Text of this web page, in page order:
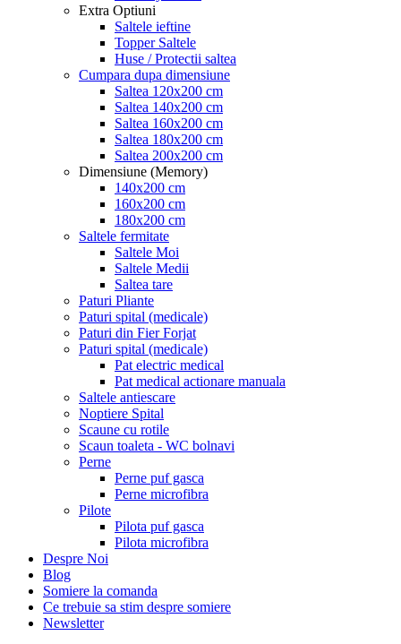
Extra Optiuni
Saltele ieftine
Topper Saltele
Huse / Protectii saltea
Cumpara dupa dimensiune
Saltea 120x200 cm
Saltea 140x200 cm
Saltea 160x200 cm
Saltea 180x200 cm
Saltea 200x200 cm
Dimensiune (Memory)
140x200 cm
160x200 cm
180x200 cm
Saltele fermitate
Saltele Moi
Saltele Medii
Saltea tare
Paturi Pliante
Paturi spital (medicale)
Paturi din Fier Forjat
Paturi spital (medicale)
Pat electric medical
Pat medical actionare manuala
Saltele antiescare
Noptiere Spital
Scaune cu rotile
Scaun toaleta - WC bolnavi
Perne
Perne puf gasca
Perne microfibra
Pilote
Pilota puf gasca
Pilota microfibra
Despre Noi
Blog
Somiere la comanda
Ce trebuie sa stim despre somiere
Newsletter